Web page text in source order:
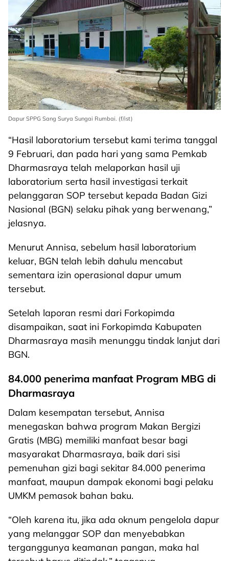
Dapur SPPG Sang Surya Sungai Rumbai. (f/ist)
“Hasil laboratorium tersebut kami terima tanggal
9 Februari, dan pada hari yang sama Pemkab
Dharmasraya telah melaporkan hasil uji
laboratorium serta hasil investigasi terkait
pelanggaran SOP tersebut kepada Badan Gizi
Nasional (BGN) selaku pihak yang berwenang,”
jelasnya.
Menurut Annisa, sebelum hasil laboratorium
keluar, BGN telah lebih dahulu mencabut
sementara izin operasional dapur umum
tersebut.
Setelah laporan resmi dari Forkopimda
disampaikan, saat ini Forkopimda Kabupaten
Dharmasraya masih menunggu tindak lanjut dari
BGN.
84.000 penerima manfaat Program MBG di
Dharmasraya
Dalam kesempatan tersebut, Annisa
menegaskan bahwa program Makan Bergizi
Gratis (MBG) memiliki manfaat besar bagi
masyarakat Dharmasraya, baik dari sisi
pemenuhan gizi bagi sekitar 84.000 penerima
manfaat, maupun dampak ekonomi bagi pelaku
UMKM pemasok bahan baku.
“Oleh karena itu, jika ada oknum pengelola dapur
yang melanggar SOP dan menyebabkan
terganggunya keamanan pangan, maka hal